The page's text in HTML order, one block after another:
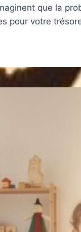
que la
pour votre